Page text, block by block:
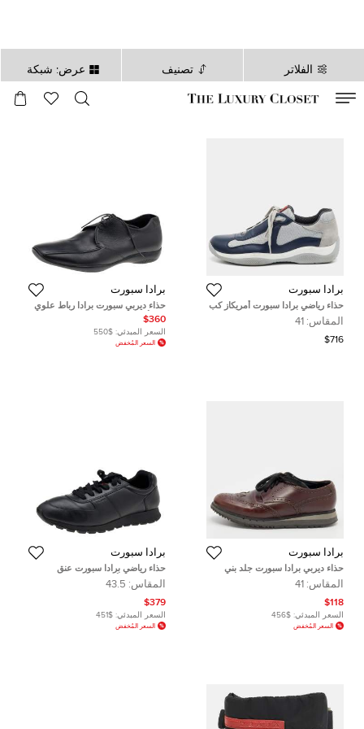
الفلاتر تصنيف عرض: شبكة
ثانية
برادا سبورت
حذاء رياضي برادا سبورت أمريكاز كب
جلد وشبك أزرق كحلي/رمادي عنق
منخفض مقاس 41
المقاس: 41
$716
برادا سبورت
حذاء ديربي سبورت برادا رباط علوي
جلد أسود مقاس 43.5
$360
السعر المبدئي: $550
السعر المُخفض
برادا سبورت
حذاء ديربي برادا سبورت جلد بني
بروغي مقاس 41
المقاس: 41
$118
السعر المبدئي: $456
السعر المُخفض
برادا سبورت
حذاء رياضي برادا سبورت عنق
منخفض جلد أسود مقاس 43.5
المقاس: 43.5
$379
السعر المبدئي: $451
السعر المُخفض